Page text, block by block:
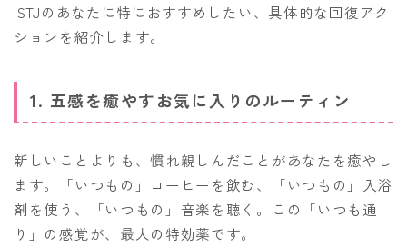
ISTJのあなたに特におすすめしたい、具体的な回復アク
ションを紹介します。
1. 五感を癒やすお気に入りのルーティン
新しいことよりも、慣れ親しんだことがあなたを癒やし
ます。「いつもの」コーヒーを飲む、「いつもの」入浴
剤を使う、「いつもの」音楽を聴く。この「いつも通
り」の感覚が、最大の特効薬です。